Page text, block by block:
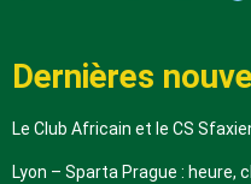
Dernières
Le Club Africain et le CS
Lyon – Sparta Prague : heure,